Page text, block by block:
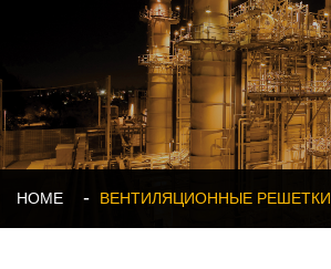
HOME ВЕНТИЛЯЦИОННЫЕ РЕШЕТКИ